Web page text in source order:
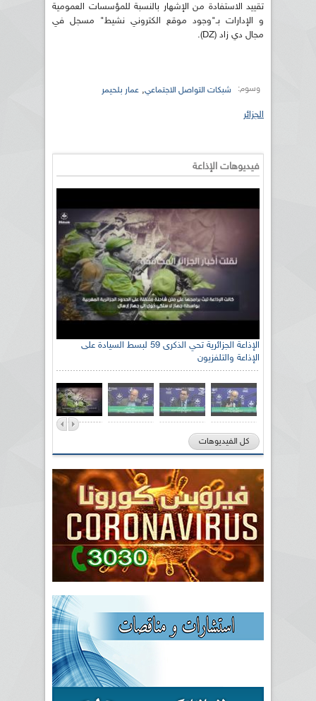
تقييد الاستفادة من الإشهار بالنسبة للمؤسسات العمومية
و الإدارات بـ"وجود موقع الكتروني نشيط" مسجل في
مجال دي زاد (DZ).
وسوم: شبكات التواصل الاجتماعي, عمار بلحيمر
الجزائر
فيديوهات الإذاعة
الإذاعة الجزائرية تحي الذكرى 59 لبسط السيادة على
الإذاعة والتلفزيون
كل الفيديوهات